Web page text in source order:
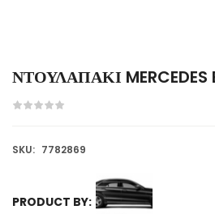
ΝΤΟΥΛΑΠΑΚΙ MERCEDES
SKU: 7782869
PRODUCT BY: